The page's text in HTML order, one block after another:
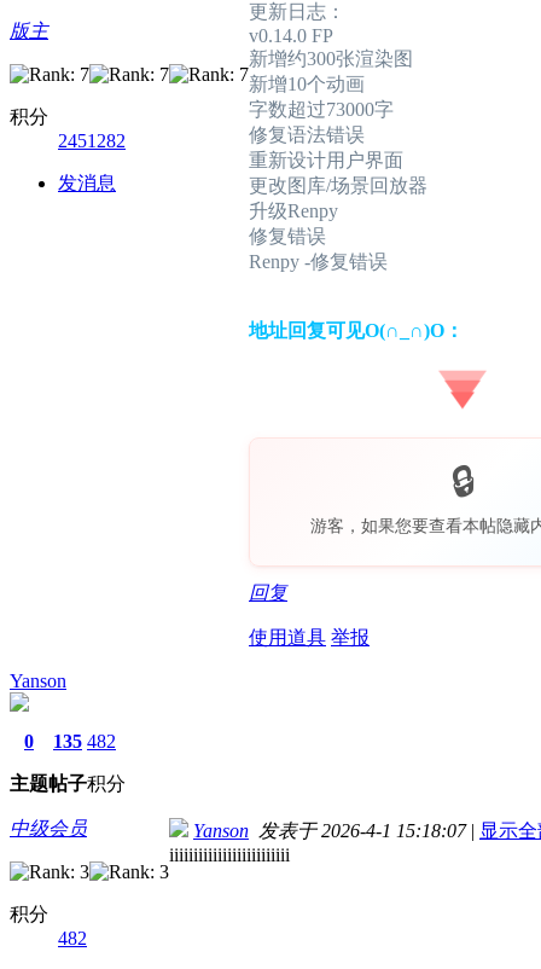
版主
积分
2451282
发消息
更新日志：
v0.14.0 FP
新增约300张渲染图
新增10个动画
字数超过73000字
修复语法错误
重新设计用户界面
更改图库/场景回放器
升级Renpy
修复错误
Renpy -修复错误
地址回复可见O(∩_∩)O：
游客，如果您要查看本帖隐藏
回复
使用道具 举报
Yanson
0
主题
135
帖子
482
积分
中级会员
积分
482
Yanson 发表于 2026-4-1 15:18:07 | 显示
iiiiiiiiiiiiiiiiiiiiiiiii